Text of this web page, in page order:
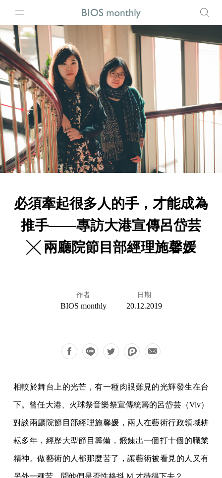
必須牽起很多人的手，才能成為
推手——專訪大港宣傳呂岱芸
╳ 兩廳院節目部經理施馨媛
作者
BIOS monthly
日期
20.12.2019
相較於舞台上的光芒，有一種肉眼難見的光輝發生在台
下。曾任大港、火球祭音樂祭宣傳統籌的呂岱芸（Viv）
對談兩廳院節目部經理施馨媛，兩人在藝術行政領域耕
耘多年，經歷大型節目籌備，鍛鍊出一個打十個的職業
精神。做藝術的人都那麼苦了，讓藝術被看見的人又有